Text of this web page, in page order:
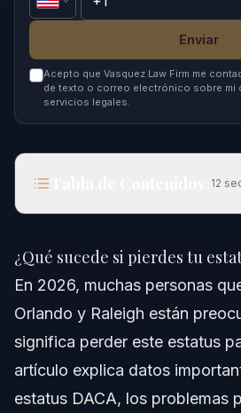
Enviar
Acepto que Vasquez Law Firm me
de texto o correo electrónico sobre mi
servicios legales.
12
Respuesta Rápida
Entendiendo el Estatus DACA y
Pasos a seguir si pierdes tu
Documentos Importantes para
¿Qué sucede si pierdes tu
En 2026, muchas personas
Orlando y Raleigh están
significa perder este estatus
artículo explica datos
estatus DACA, los problemas